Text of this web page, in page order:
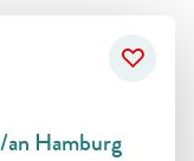
Hamburg